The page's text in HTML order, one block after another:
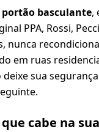
portão basculante,
PPA, Rossi,
nunca
em ruas
deixe sua
cabe na